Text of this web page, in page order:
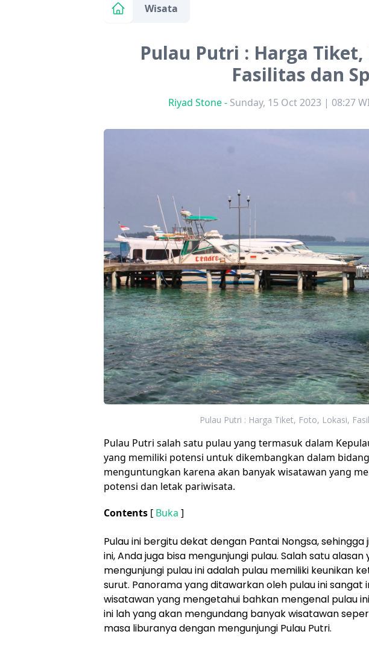
Wisata
Pulau Putri : Harga
Fasilitas dan
Riyad Stone- Sunday, 15 Oct 2023 | 08:27
Pulau Putri : Harga Tiket, Foto, Lokasi,
Pulau Putri salah satu pulau yang termasuk dalam
yang memiliki potensi untuk dikembangkan dalam
menguntungkan karena akan banyak wisatawan yang
potensi dan letak pariwisata.
Contents [ Buka ]
Pulau ini bergitu dekat dengan Pantai Nongsa,
ini, Anda juga bisa mengunjungi pulau. Salah satu
mengunjungi pulau ini adalah pulau memiliki keunikan
surut. Panorama yang ditawarkan oleh pulau ini sangat
wisatawan yang mengetahui bahkan mengenal pulau
ini lah yang akan mengundang banyak wisatawan
masa liburanya dengan mengunjungi Pulau Putri.